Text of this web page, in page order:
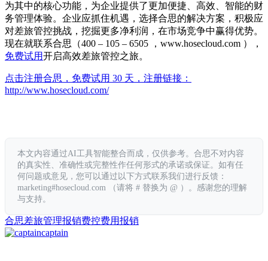
为其中的核心功能，为企业提供了更加便捷、高效、智能的财
务管理体验。企业应抓住机遇，选择合思的解决方案，积极应
对差旅管控挑战，挖掘更多净利润，在市场竞争中赢得优势。
现在就联系合思（400 – 105 – 6505 ，www.hosecloud.com ），
免费试用开启高效差旅管控之旅。
点击注册合思，免费试用 30 天，注册链接：
http://www.hosecloud.com/
本文内容通过AI工具智能整合而成，仅供参考。合思不对内容
的真实性、准确性或完整性作任何形式的承诺或保证。如有任
何问题或意见，您可以通过以下方式联系我们进行反馈：
marketing#hosecloud.com （请将 # 替换为 @ ）。感谢您的理解
与支持。
合思差旅管理报销费控费用报销
captain